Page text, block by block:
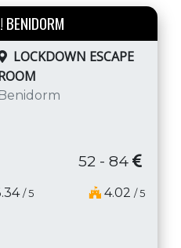
BENIDORM
LOCKDOWN ESCAPE
Benidorm
52 - 84
/ 5 4.02 / 5